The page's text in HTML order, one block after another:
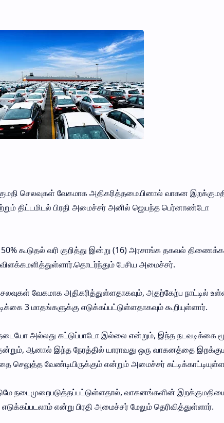
செலவுகள் வேகமாக அதிகரித்தமையினால் வாகன
திட்டமிடல் பிரதி அமைச்சர் அனில் ஜெயந்த பெர்னாண்டோ
கூடுதல் வரி குறித்து இன்று (16) அரசாங்க தகவல்
விளக்கமளித்துள்ளார்.தொடர்ந்தும் பேசிய அமைச்சர்.
வேகமாக அதிகரித்துள்ளதாகவும், அதற்கேற்ப நாட்டில்
3 மாதங்களுக்கு எடுக்கப்பட்டுள்ளதாகவும் கூறியுள்ளார்.
அல்லது கட்டுப்பாடோ இல்லை என்றும், இந்த நடவடிக்கை
ஆனால் இந்த நேரத்தில் யாராவது ஒரு வாகனத்தை
வேண்டியிருக்கும் என்றும் அமைச்சர்
நடைமுறைபடுத்தப்பட்டுள்ளதால், வாகனங்களின்
என்று பிரதி அமைச்சர் மேலும் தெரிவித்துள்ளார்.